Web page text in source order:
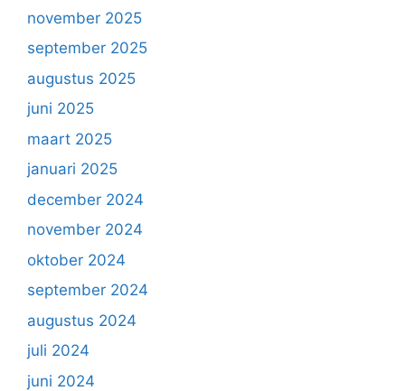
november 2025
september 2025
augustus 2025
juni 2025
maart 2025
januari 2025
december 2024
november 2024
oktober 2024
september 2024
augustus 2024
juli 2024
juni 2024